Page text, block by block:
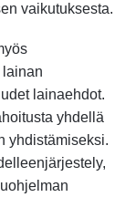
vaikutuksesta.
lainan
lainaehdot.
yhdellä
yhdistämiseksi.